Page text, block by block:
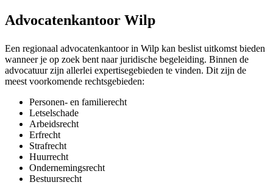
Advocatenkantoor Wilp
Een regionaal advocatenkantoor in Wilp kan beslist uitkomst bieden
wanneer je op zoek bent naar juridische begeleiding. Binnen de
advocatuur zijn allerlei expertisegebieden te vinden. Dit zijn de
meest voorkomende rechtsgebieden:
Personen- en familierecht
Letselschade
Arbeidsrecht
Erfrecht
Strafrecht
Huurrecht
Ondernemingsrecht
Bestuursrecht